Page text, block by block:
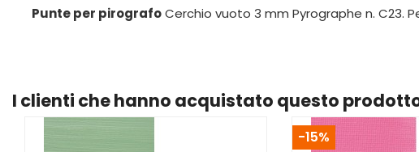
Punte per pirografoCerchio vuoto 3 mm Pyrographe n. C23.
I clienti che hanno acquistato questo
-15%